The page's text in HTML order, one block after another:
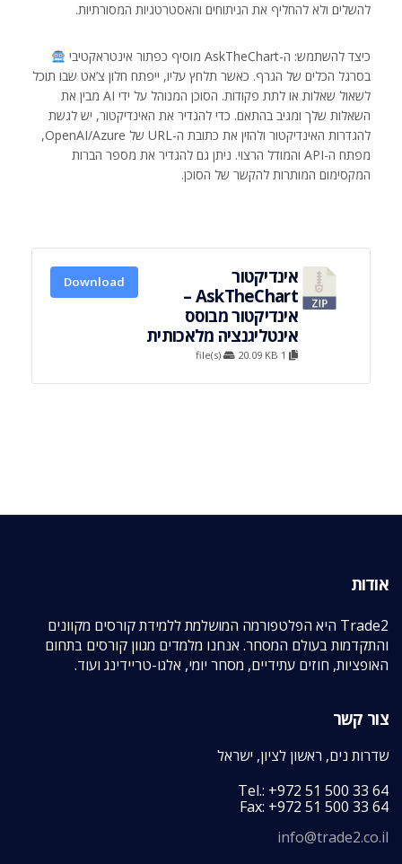
להשלים ולא להחליף את הניתוחים והאסטרטגיות המסורתיות.
כיצד להשתמש: ה-AskTheChart מוסיף כפתור אינטראקטיבי
בסרגל הכלים של הגרף. כאשר תלחץ עליו, ייפתח חלון צ’אט שבו תוכל
לשאול שאלות או לתת פקודות. הסוכן המנוהל על ידי AI מבין את
השאלות שלך ומגיב בהתאם. כדי להגדיר את האינדיקטור, יש לגשת
להגדרות האינדיקטור ולהזין את כתובת ה-URL של OpenAI/Azure,
מפתח ה-API והמודל הרצוי. ניתן גם להגדיר את מספר הברות
המקסימום המותרות להקשר של הסוכן.
אינדיקטור
AskTheChart –
אינדיקטור מבוסס
אינטליגנציה מלאכותית
20.09 KB
Download
אודות
Trade2 היא הפלטפורמה המושלמת ללמידת קורסים מקוונים
והתקדמות בעולם המסחר. אנחנו מלמדים מגוון קורסים בתחום
האופציות, חוזים עתידיים, מסחר יומי, אלגו-טריידינג ועוד.
צור קשר
שדרות נים, ראשון לציון, ישראל
Tel.: +972 51 500 33 64
Fax: +972 51 500 33 64
info@trade2.co.il